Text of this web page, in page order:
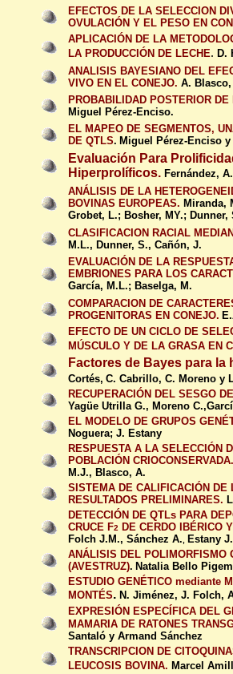
EFECTOS DE LA SELECCION
OVULACIÓN Y EL PESO EN
APLICACIÓN DE LA
LA PRODUCCIÓN DE LECHE. D.
ANALISIS BAYESIANO DEL
VIVO EN EL CONEJO. A.
PROBABILIDAD POSTERIOR
Miguel Pérez-Enciso.
EL MAPEO DE SEGMENTOS,
DE QTLS. Miguel Pérez-Enciso
Evaluación Para
Hiperprolíficos. Fernández,
ANÁLISIS DE LA
BOVINAS EUROPEAS. Miranda,
Grobet, L.; Bosher, MY.; Dunner,
CLASIFICACION RACIAL
M.L., Dunner, S., Cañón, J.
EVALUACIÓN DE LA
EMBRIONES PARA LOS
García, M.L.; Baselga, M.
COMPARACION DE
PROGENITORAS EN CONEJO.
EFECTO DE UN CICLO DE
MÚSCULO Y DE LA GRASA EN
Factores de Bayes para
Cortés, C. Cabrillo, C. Moreno y
RECUPERACIÓN DEL SESGO
Yagüe Utrilla G., Moreno
EL MODELO DE GRUPOS
Noguera; J. Estany
RESPUESTA A LA SELECCIÓN
POBLACIÓN
M.J., Blasco, A.
SISTEMA DE CALIFICACIÓN
RESULTADOS PRELIMINARES.
DETECCIÓN DE QTLs PARA
CRUCE F2 DE CERDO IBÉRICO
Folch J.M., Sánchez A. Estany
ANÁLISIS DEL POLIMORFISMO
(AVESTRUZ). Natalia Bello
ESTUDIO GENÉTICO mediante
MONTÉS. N. Jiménez, J. Folch,
EXPRESIÓN ESPECÍFICA DEL
MAMARIA DE RATONES
Santaló y Armand Sánchez
TRANSCRIPCION DE
LEUCOSIS BOVINA. Marcel